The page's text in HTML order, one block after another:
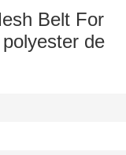
Belt For
de